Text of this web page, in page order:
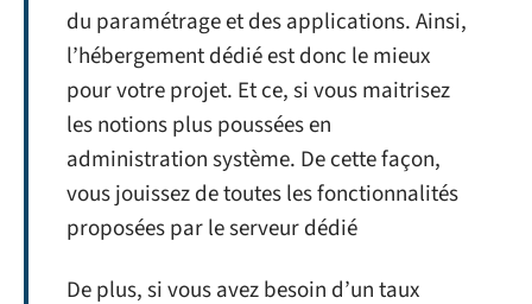
du paramétrage et des applications. Ainsi,
l’hébergement dédié est donc le mieux
pour votre projet. Et ce, si vous maitrisez
les notions plus poussées en
administration système. De cette façon,
vous jouissez de toutes les fonctionnalités
proposées par le serveur dédié
De plus, si vous avez besoin d’un taux